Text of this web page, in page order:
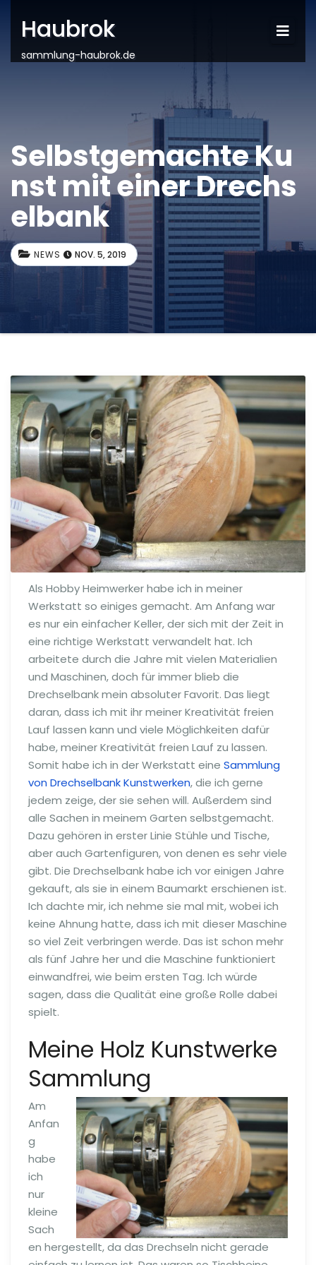
Haubrok
sammlung-haubrok.de
Selbstgemachte Ku
nst mit einer Drechs
elbank
NEWS NOV. 5, 2019
Als Hobby Heimwerker habe ich in meiner
Werkstatt so einiges gemacht. Am Anfang war
es nur ein einfacher Keller, der sich mit der Zeit in
eine richtige Werkstatt verwandelt hat. Ich
arbeitete durch die Jahre mit vielen Materialien
und Maschinen, doch für immer blieb die
Drechselbank mein absoluter Favorit. Das liegt
daran, dass ich mit ihr meiner Kreativität freien
Lauf lassen kann und viele Möglichkeiten dafür
habe, meiner Kreativität freien Lauf zu lassen.
Somit habe ich in der Werkstatt eine Sammlung
von Drechselbank Kunstwerken, die ich gerne
jedem zeige, der sie sehen will. Außerdem sind
alle Sachen in meinem Garten selbstgemacht.
Dazu gehören in erster Linie Stühle und Tische,
aber auch Gartenfiguren, von denen es sehr viele
gibt. Die Drechselbank habe ich vor einigen Jahre
gekauft, als sie in einem Baumarkt erschienen ist.
Ich dachte mir, ich nehme sie mal mit, wobei ich
keine Ahnung hatte, dass ich mit dieser Maschine
so viel Zeit verbringen werde. Das ist schon mehr
als fünf Jahre her und die Maschine funktioniert
einwandfrei, wie beim ersten Tag. Ich würde
sagen, dass die Qualität eine große Rolle dabei
spielt.
Meine Holz Kunstwerke
Sammlung
Am
Anfan
g
habe
ich
nur
kleine
Sach
en hergestellt, da das Drechseln nicht gerade